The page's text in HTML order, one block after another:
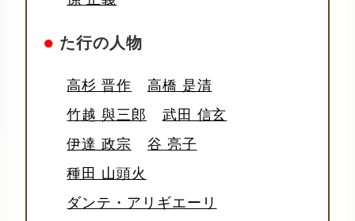
● た行の人物
高杉 晋作
高橋 是清
竹越 與三郎
武田 信玄
伊達 政宗
谷 亮子
種田 山頭火
ダンテ・アリギエーリ